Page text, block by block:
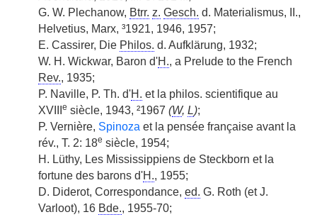
G. W. Plechanow, Btrr. z. Gesch. d. Materialismus, II.,
Helvetius, Marx, ³1921, 1946, 1957;
E. Cassirer, Die Philos. d. Aufklärung, 1932;
W. H. Wickwar, Baron d'H., a Prelude to the French
Rev., 1935;
P. Naville, P. Th. d'H. et la philos. scientifique au
XVIII
e siècle, 1943, ²1967 (W, L);
P. Vernière, Spinoza et la pensée française avant la
rév., T. 2: 18e siècle, 1954;
H. Lüthy, Les Mississippiens de Steckborn et la
fortune des barons d'H., 1955;
D. Diderot, Correspondance, ed. G. Roth (et J.
Varloot), 16 Bde., 1955-70;